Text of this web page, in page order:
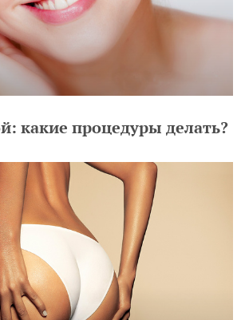
какие процедуры делать?